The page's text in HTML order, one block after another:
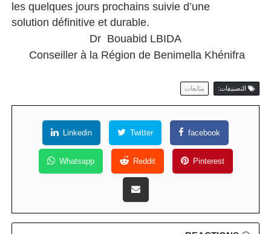
les quelques jours prochains suivie d’une
solution définitive et durable.
Dr Bouabid LBIDA
Conseiller à la Région de Benimella Khénifra
التصنيفات: متابعات
facebook
Twitter
Linkedin
Pinterest
Reddit
Whatsapp